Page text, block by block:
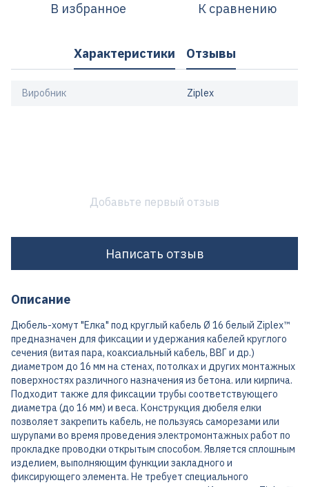
В избранное К сравнению
Характеристики Отзывы
Виробник Ziplex
Добавьте первый отзыв
Написать отзыв
Описание
Дюбель-хомут "Елка" под круглый кабель Ø 16 белый Ziplex™
предназначен для фиксации и удержания кабелей круглого
сечения (витая пара, коаксиальный кабель, ВВГ и др.)
диаметром до 16 мм на стенах, потолках и других монтажных
поверхностях различного назначения из бетона. или кирпича.
Подходит также для фиксации трубы соответствующего
диаметра (до 16 мм) и веса. Конструкция дюбеля елки
позволяет закрепить кабель, не пользуясь саморезами или
шурупами во время проведения электромонтажных работ по
прокладке проводки открытым способом. Является сплошным
изделием, выполняющим функции закладного и
фиксирующего элемента. Не требует специального